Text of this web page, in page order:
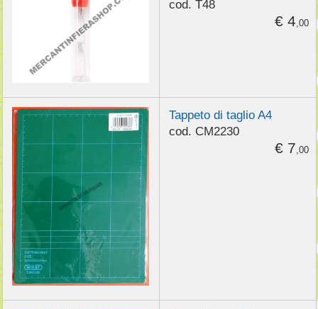
cod. T48
€ 4 ,00
Tappeto di taglio A4
cod. CM2230
€ 7 ,00